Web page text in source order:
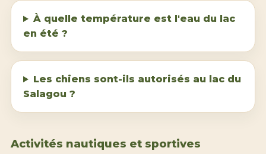
À quelle température est l'eau du lac
en été ?
Les chiens sont-ils autorisés au lac du
Salagou ?
Activités nautiques et sportives